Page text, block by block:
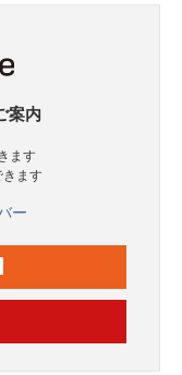
案内
ます
きます
ー